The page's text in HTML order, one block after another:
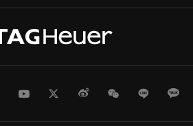
PinterestYoutubeTwitterWeiboWeChatLine